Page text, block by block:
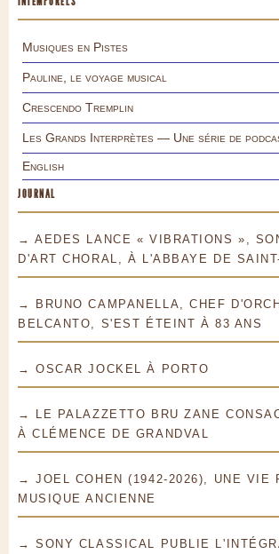
Musiques en Pistes
Pauline, le voyage musical
Crescendo Tremplin
Les Grands Interprètes — Une série de
English
JOURNAL
→ AEDES LANCE « VIBRATIONS »,
D'ART CHORAL, À L'ABBAYE DE
→ BRUNO CAMPANELLA, CHEF
BELCANTO, S'EST ÉTEINT À 83 ANS
→ OSCAR JOCKEL À PORTO
→ LE PALAZZETTO BRU ZANE
À CLÉMENCE DE GRANDVAL
→ JOEL COHEN (1942-2026), UNE VIE
MUSIQUE ANCIENNE
→ SONY CLASSICAL PUBLIE